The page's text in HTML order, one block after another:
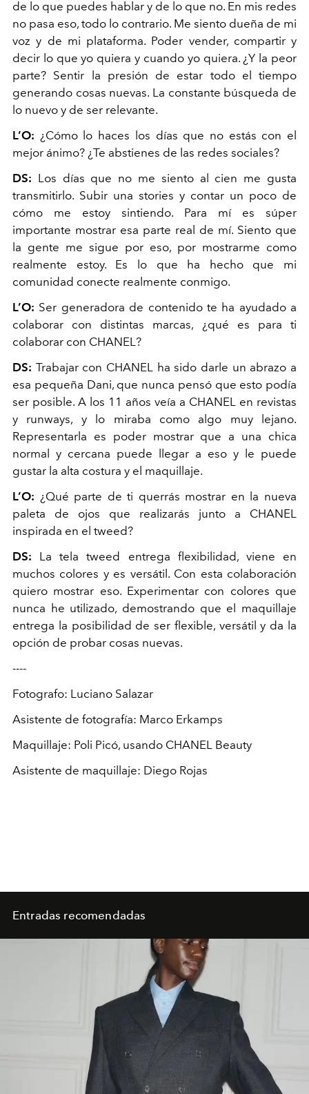
de lo que puedes hablar y de lo que no. En mis redes
no pasa eso, todo lo contrario. Me siento dueña de mi
voz y de mi plataforma. Poder vender, compartir y
decir lo que yo quiera y cuando yo quiera. ¿Y la peor
parte? Sentir la presión de estar todo el tiempo
generando cosas nuevas. La constante búsqueda de
lo nuevo y de ser relevante.
L’O: ¿Cómo lo haces los días que no estás con el
mejor ánimo? ¿Te abstienes de las redes sociales?
DS: Los días que no me siento al cien me gusta
transmitirlo. Subir una stories y contar un poco de
cómo me estoy sintiendo. Para mí es súper
importante mostrar esa parte real de mí. Siento que
la gente me sigue por eso, por mostrarme como
realmente estoy. Es lo que ha hecho que mi
comunidad conecte realmente conmigo.
L’O: Ser generadora de contenido te ha ayudado a
colaborar con distintas marcas, ¿qué es para ti
colaborar con CHANEL?
DS: Trabajar con CHANEL ha sido darle un abrazo a
esa pequeña Dani, que nunca pensó que esto podía
ser posible. A los 11 años veía a CHANEL en revistas
y runways, y lo miraba como algo muy lejano.
Representarla es poder mostrar que a una chica
normal y cercana puede llegar a eso y le puede
gustar la alta costura y el maquillaje.
L’O: ¿Qué parte de ti querrás mostrar en la nueva
paleta de ojos que realizarás junto a CHANEL
inspirada en el tweed?
DS:
La tela tweed entrega flexibilidad, viene en
muchos colores y es versátil. Con esta colaboración
quiero mostrar eso. Experimentar con colores que
nunca he utilizado, demostrando que el maquillaje
entrega la posibilidad de ser flexible, versátil y da la
opción de probar cosas nuevas.
----
Fotografo: Luciano Salazar
Asistente de fotografía: Marco Erkamps
Maquillaje: Poli Picó, usando CHANEL Beauty
Asistente de maquillaje: Diego Rojas
Entradas recomendadas